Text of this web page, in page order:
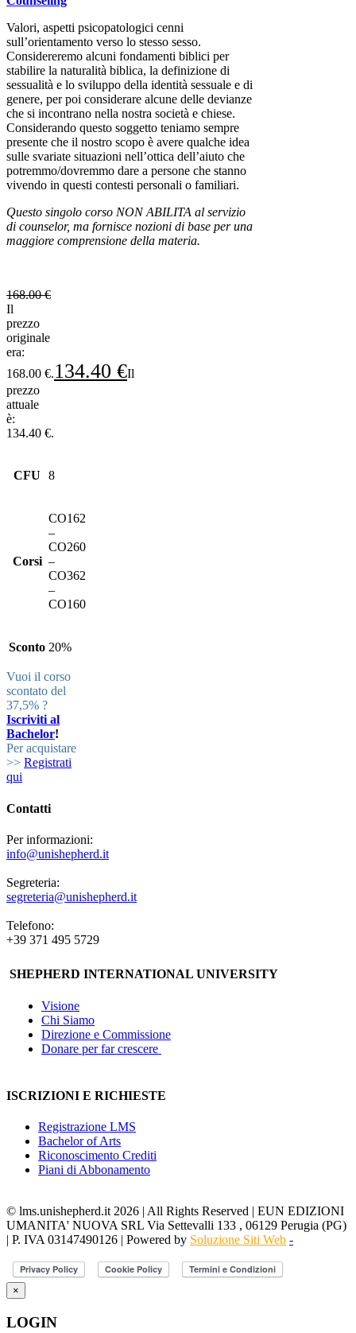
Valori, aspetti psicopatologici cenni
sull’orientamento verso lo stesso sesso.
Considereremo alcuni fondamenti biblici per
stabilire la naturalità biblica, la definizione di
sessualità e lo sviluppo della identità sessuale e di
genere, per poi considerare alcune delle devianze
che si incontrano nella nostra società e chiese.
Considerando questo soggetto teniamo sempre
presente che il nostro scopo è avere qualche idea
sulle svariate situazioni nell’ottica dell’aiuto che
potremmo/dovremmo dare a persone che stanno
vivendo in questi contesti personali o familiari.
Questo singolo corso NON ABILITA al servizio
di counselor, ma fornisce nozioni di base per una
maggiore comprensione della materia.
168.00€
Il
prezzo
originale
era:
168.00 €.134.40 €Il
prezzo
attuale
è:
134.40 €.
CFU 8
Corsi
CO162
–
CO260
–
CO362
–
CO160
Sconto 20%
Vuoi il corso
scontato del
37,5% ?
Iscriviti al
Bachelor!
Per acquistare
>> Registrati
qui
Contatti
Per informazioni:
info@unishepherd.it
Segreteria:
segreteria@unishepherd.it
Telefono:
+39 371 495 5729
SHEPHERD INTERNATIONAL UNIVERSITY
Visione
Chi Siamo
Direzione e Commissione
Donare per far crescere
ISCRIZIONI E RICHIESTE
Registrazione LMS
Bachelor of Arts
Riconoscimento Crediti
Piani di Abbonamento
© lms.unishepherd.it 2026 | All Rights Reserved | EUN EDIZIONI
UMANITA' NUOVA SRL Via Settevalli 133 , 06129 Perugia (PG)
| P. IVA 03147490126 | Powered by Soluzione Siti Web -
×
LOGIN